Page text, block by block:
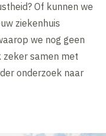
Of kunnen we
ziekenhuis
we nog geen
zeker samen met
onderzoek naar